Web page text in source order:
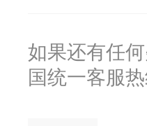
如果还有任
国统一客服热